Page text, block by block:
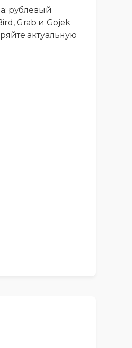
рублёвый
Grab и Gojek
актуальную